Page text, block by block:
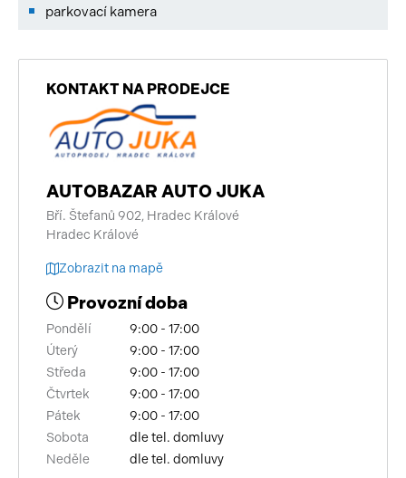
parkovací kamera
KONTAKT NA PRODEJCE
AUTOBAZAR AUTO JUKA
Bří. Štefanů 902, Hradec Králové
Hradec Králové
Zobrazit na mapě
Provozní doba
Pondělí
9:00 - 17:00
Úterý
9:00 - 17:00
Středa
9:00 - 17:00
Čtvrtek
9:00 - 17:00
Pátek
9:00 - 17:00
Sobota
dle tel. domluvy
Neděle
dle tel. domluvy